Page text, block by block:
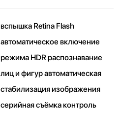
вспышка Retina Flash
автоматическое включение
режима HDR распознавание
лиц и фигур автоматическая
стабилизация изображения
серийная съëмка контроль